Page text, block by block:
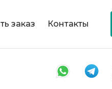
заказ Контакты